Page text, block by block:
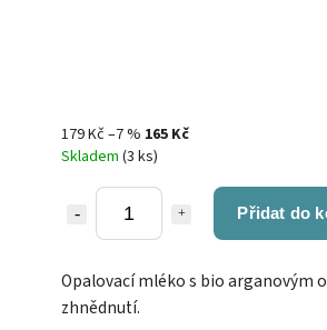
179 Kč–7 % 165 Kč
Skladem (3 ks)
Přidat do
Opalovací mléko s bio arganovým
zhnědnutí.